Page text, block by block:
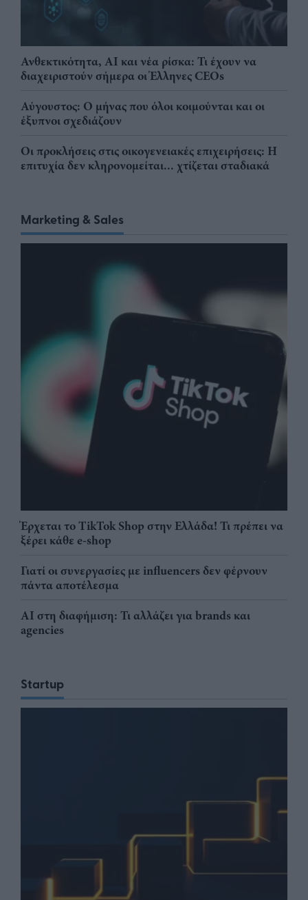
Ανθεκτικότητα, AI και νέα ρίσκα: Τι έχουν να
διαχειριστούν σήμερα οι Έλληνες CEOs
Αύγουστος: Ο μήνας που όλοι κοιμούνται και οι
έξυπνοι σχεδιάζουν
Οι προκλήσεις στις οικογενειακές επιχειρήσεις: Η
επιτυχία δεν κληρονομείται... χτίζεται σταδιακά
Marketing & Sales
Έρχεται το TikTok Shop στην Ελλάδα! Τι πρέπει να
ξέρει κάθε e-shop
Γιατί οι συνεργασίες με influencers δεν φέρνουν
πάντα αποτέλεσμα
AI στη διαφήμιση: Τι αλλάζει για brands και
agencies
Startup